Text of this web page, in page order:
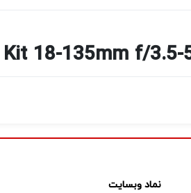
نماد وبسایت